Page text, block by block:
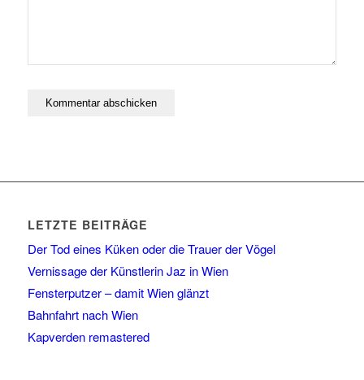
LETZTE BEITRÄGE
Der Tod eines Küken oder die Trauer der Vögel
Vernissage der Künstlerin Jaz in Wien
Fensterputzer – damit Wien glänzt
Bahnfahrt nach Wien
Kapverden remastered